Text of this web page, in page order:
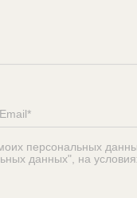
персональных
данных", на